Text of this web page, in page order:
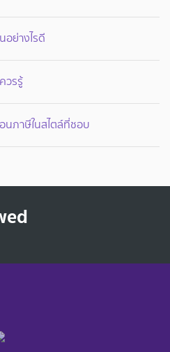
อย่างไรดี
วรรู้
นภาษีในสไตล์ที่ชอบ